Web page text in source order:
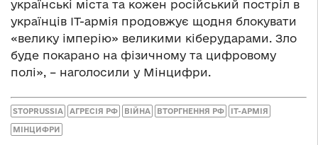
українські міста та кожен російський постріл в
українців ІТ-армія продовжує щодня блокувати
«велику імперію» великими кіберударами. Зло
буде покарано на фізичному та цифровому
полі», – наголосили у Мінцифри.
STOPRUSSIA АГРЕСІЯ РФ ВІЙНА ВТОРГНЕННЯ РФ ІТ-АРМІЯ
МІНЦИФРИ